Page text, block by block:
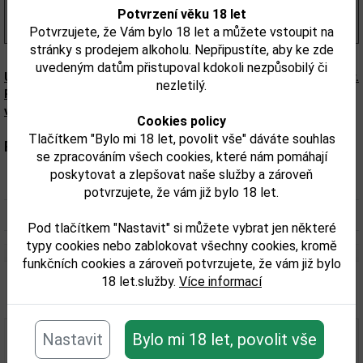
Potvrzení věku 18 let
Potvrzujete, že Vám bylo 18 let a můžete vstoupit na
stránky s prodejem alkoholu. Nepřipustíte, aby ke zde
uvedeným datům přistupoval kdokoli nezpůsobilý či
nezletilý.
Cookies policy
Tlačítkem "Bylo mi 18 let, povolit vše" dáváte souhlas
se zpracováním všech cookies, které nám pomáhají
poskytovat a zlepšovat naše služby a zároveň
potvrzujete, že vám již bylo 18 let.
Pod tlačítkem "Nastavit" si můžete vybrat jen některé
typy cookies nebo zablokovat všechny cookies, kromě
funkčních cookies a zároveň potvrzujete, že vám již bylo
18 let.služby. Více informací
Nastavit Bylo mi 18 let, povolit vše
1 975,00 Kčs DPH
Upozorňujeme, že tento produkt může obsahovat alergeny.
Přesné složení a alergeny jsou k dispozici na obalu
výrobku. Zkontrolujte prosím před konzumací.
Parametry:
Obsah alkoholu obj. %: 43
Související zboží